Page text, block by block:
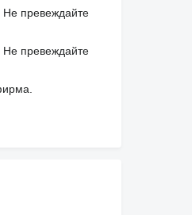
Не превеждайте
Не превеждайте